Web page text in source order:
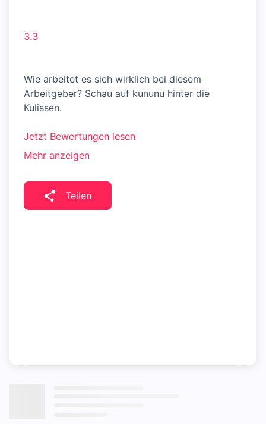
3.3
Wie arbeitet es sich wirklich bei diesem
Arbeitgeber? Schau auf kununu hinter die
Kulissen.
Jetzt Bewertungen lesen
Mehr anzeigen
Teilen